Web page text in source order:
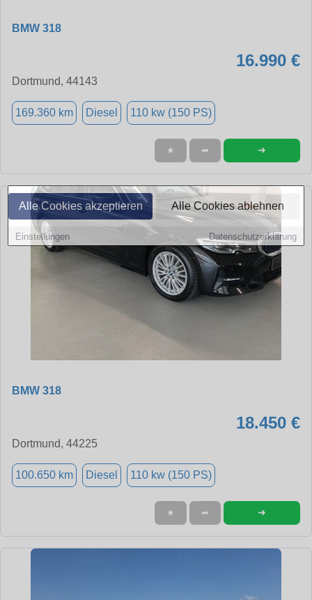
Alle Cookies akzeptieren Alle Cookies ablehnen
Einstellungen Datenschutzerklärung
BMW 318
16.990 €
Dortmund, 44143
169.360 km Diesel 110 kw (150 PS)
★ ➦ ➜
BMW 318
18.450 €
Dortmund, 44225
100.650 km Diesel 110 kw (150 PS)
★ ➦ ➜